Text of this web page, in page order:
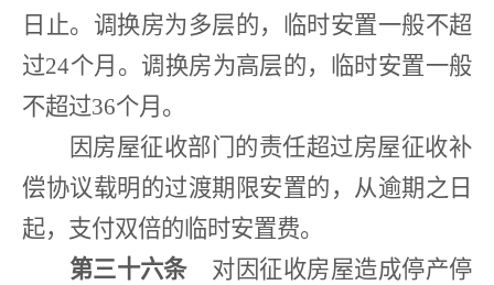
日止。调换房为多层的，临时安置一般不超
过24个月。调换房为高层的，临时安置一般
不超过36个月。
因房屋征收部门的责任超过房屋征收补
偿协议载明的过渡期限安置的，从逾期之日
起，支付双倍的临时安置费。
第三十六条
对因征收房屋造成停产停